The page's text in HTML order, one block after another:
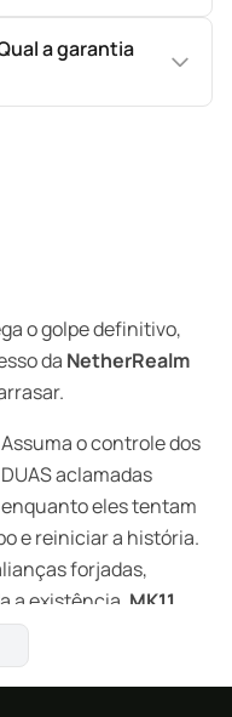
a garantia
o golpe definitivo,
da NetherRealm
Assuma o controle dos
aclamadas
eles tentam
e reiniciar a história.
forjadas,
a existência. MK11
incluindo